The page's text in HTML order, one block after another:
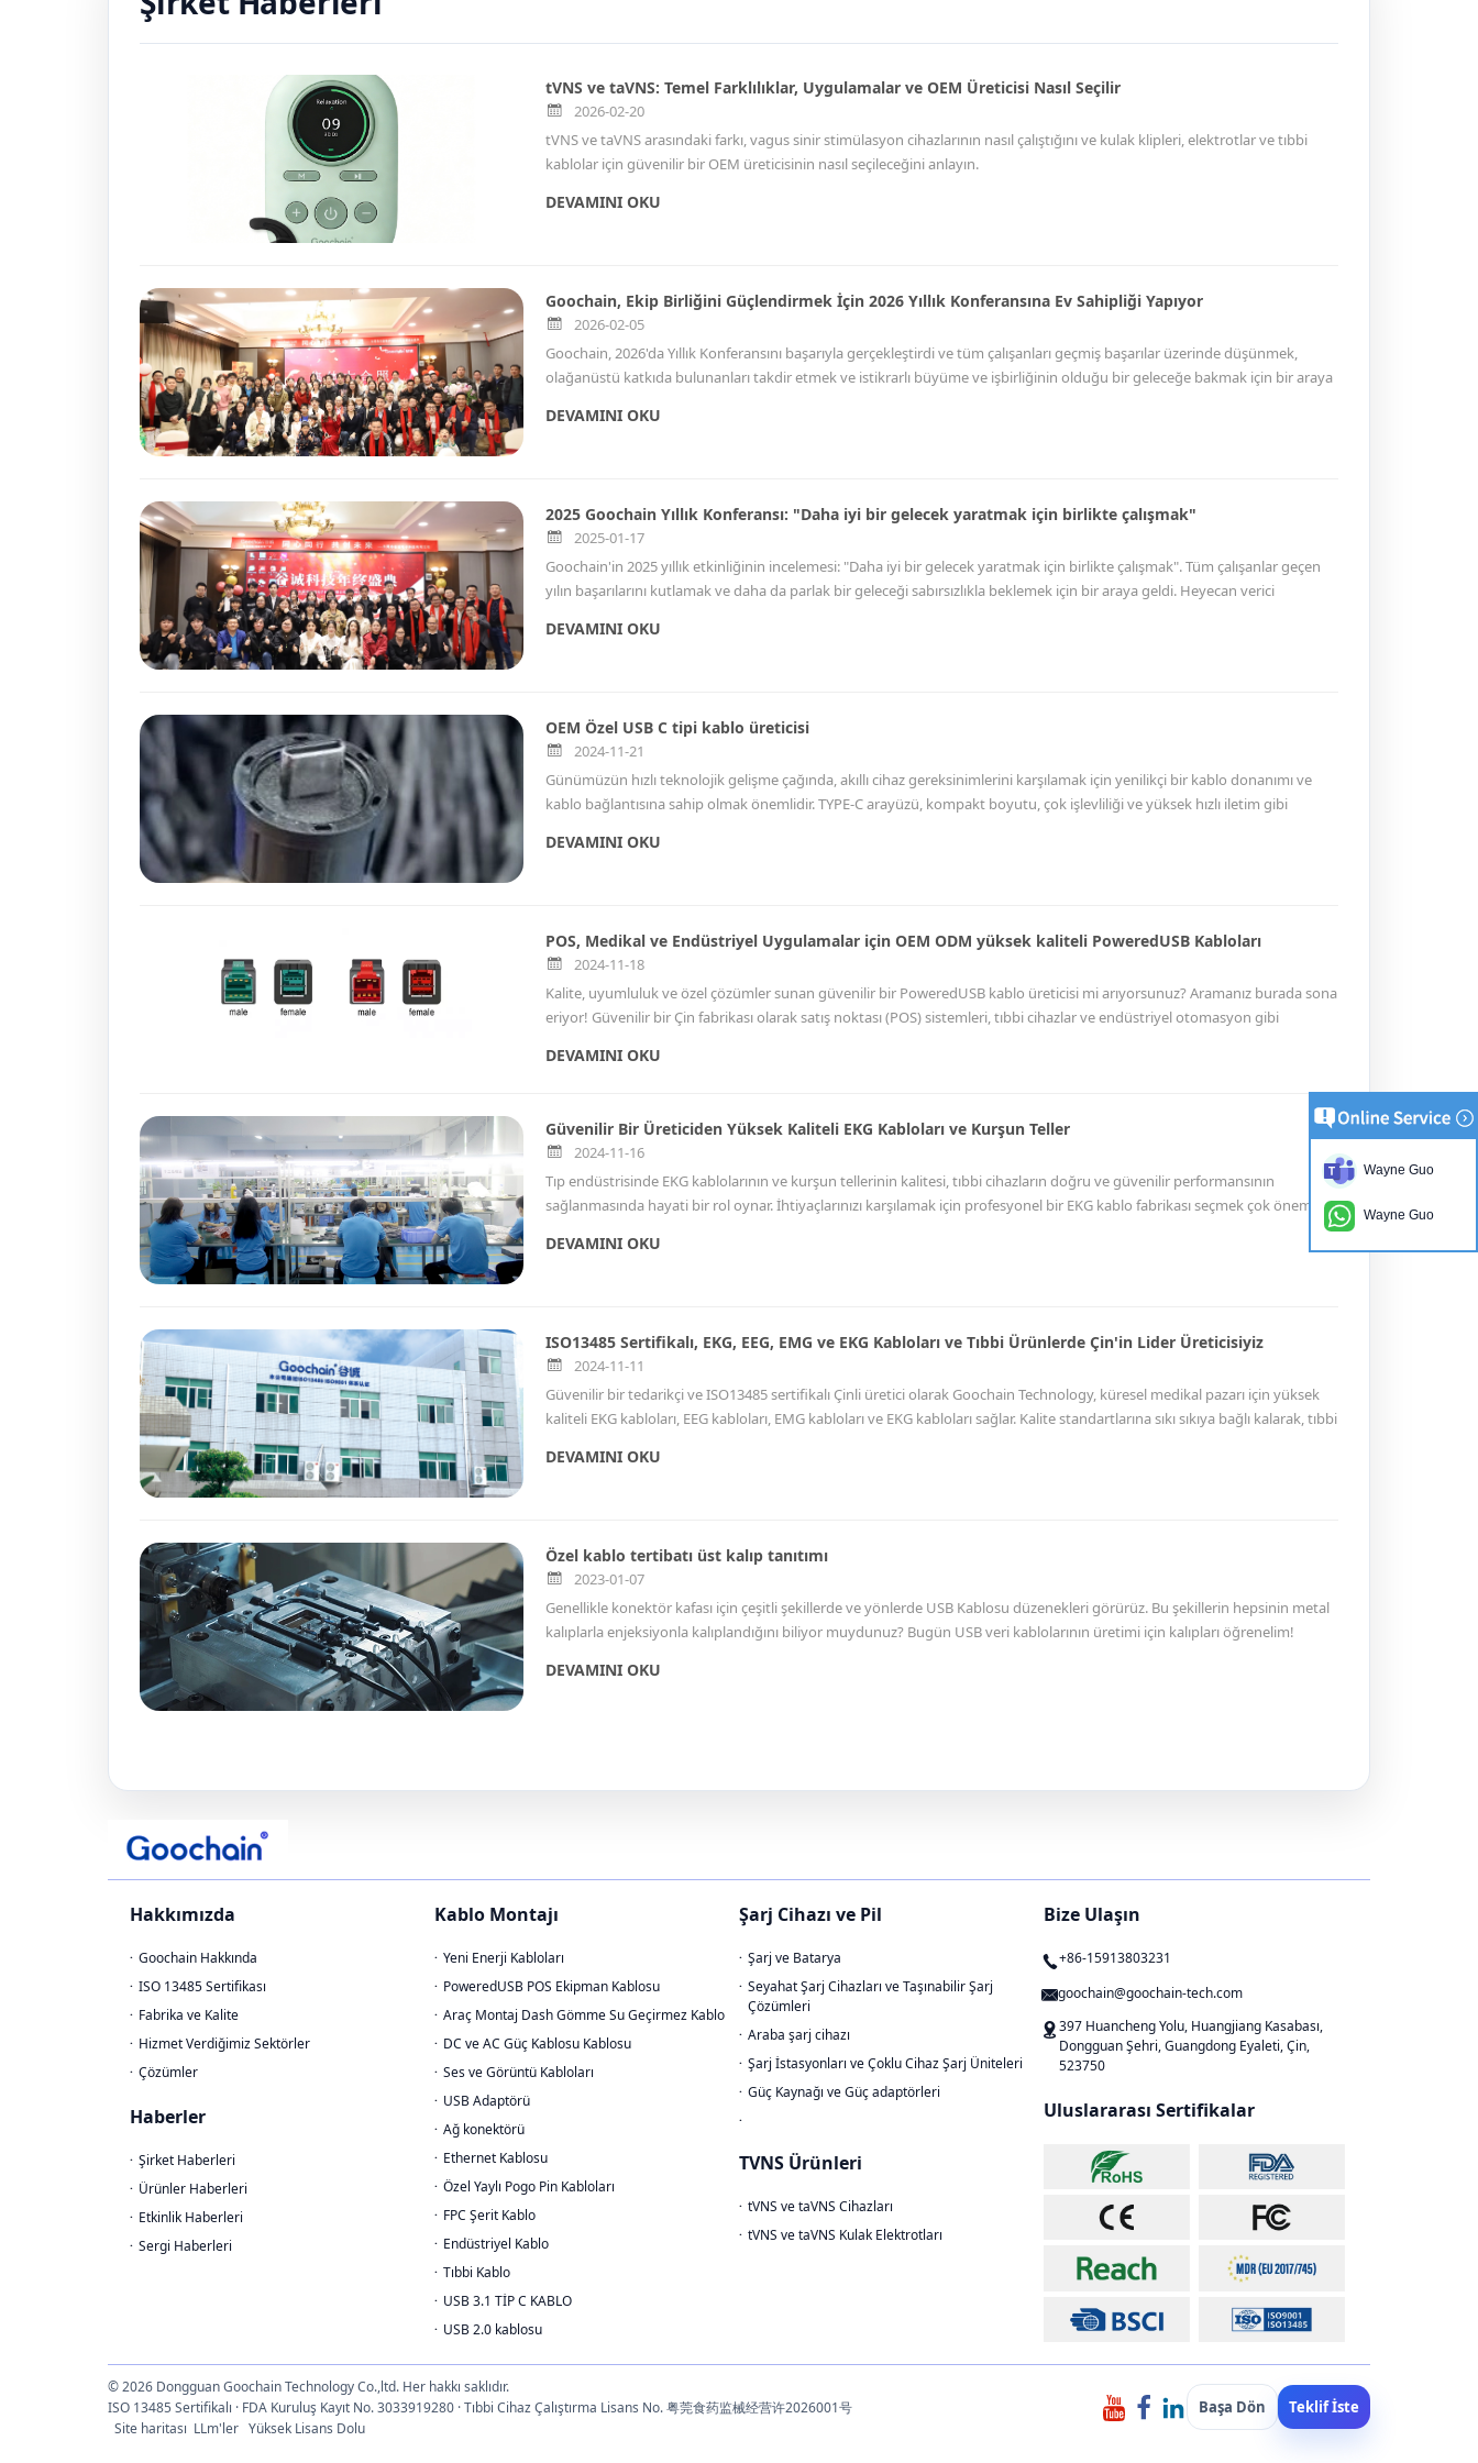
tVNS ve taVNS: Temel Farklılıklar, Uygulamalar ve OEM Üreticisi Nasıl Seçilir
2026-02-20
tVNS ve taVNS arasındaki farkı, vagus sinir stimülasyon cihazlarının nasıl çalıştığını ve kulak klipleri, elektrotlar ve tıbbi
kablolar için güvenilir bir OEM üreticisinin nasıl seçileceğini anlayın.
DEVAMINI OKU
Goochain, Ekip Birliğini Güçlendirmek İçin 2026 Yıllık Konferansına Ev Sahipliği Yapıyor
2026-02-05
Goochain, 2026'da Yıllık Konferansını başarıyla gerçekleştirdi ve tüm çalışanları geçmiş başarılar üzerinde düşünmek,
olağanüstü katkıda bulunanları takdir etmek ve istikrarlı büyüme ve işbirliğinin olduğu bir geleceğe bakmak için bir araya
DEVAMINI OKU
2025 Goochain Yıllık Konferansı: "Daha iyi bir gelecek yaratmak için birlikte çalışmak"
2025-01-17
Goochain'in 2025 yıllık etkinliğinin incelemesi: "Daha iyi bir gelecek yaratmak için birlikte çalışmak". Tüm çalışanlar geçen
yılın başarılarını kutlamak ve daha da parlak bir geleceği sabırsızlıkla beklemek için bir araya geldi. Heyecan verici
gücünü topladı ve herkese şirketin gelişimi ve daha parlak bir gelecek yaratmak için birlikte çalışmaları konusunda ilham
DEVAMINI OKU
OEM Özel USB C tipi kablo üreticisi
2024-11-21
Günümüzün hızlı teknolojik gelişme çağında, akıllı cihaz gereksinimlerini karşılamak için yenilikçi bir kablo donanımı ve
kablo bağlantısına sahip olmak önemlidir. TYPE-C arayüzü, kompakt boyutu, çok işlevliliği ve yüksek hızlı iletim gibi
kalite arayışıyla TİP-C veri kablosu özelleştirme alanında öne çıkıyor. Goochain, yüksek kaliteli erkekten erkeğe su geçirmez
DEVAMINI OKU
POS, Medikal ve Endüstriyel Uygulamalar için OEM ODM yüksek kaliteli PoweredUSB Kabloları
2024-11-18
Kalite, uyumluluk ve özel çözümler sunan güvenilir bir PoweredUSB kablo üreticisi mi arıyorsunuz? Aramanız burada sona
eriyor! Güvenilir bir Çin fabrikası olarak satış noktası (POS) sistemleri, tıbbi cihazlar ve endüstriyel otomasyon gibi
desteklenen, güvenilir ve özelleştirilebilir bağlantı çözümleri arayan işletmelerin başvuracağı tedarikçiyiz.
DEVAMINI OKU
Güvenilir Bir Üreticiden Yüksek Kaliteli EKG Kabloları ve Kurşun Teller
2024-11-16
Tıp endüstrisinde EKG kablolarının ve kurşun tellerinin kalitesi, tıbbi cihazların doğru ve güvenilir performansının
sağlanmasında hayati bir rol oynar. İhtiyaçlarınızı karşılamak için profesyonel bir EKG kablo fabrikası seçmek çok önemlidir.
DEVAMINI OKU
ISO13485 Sertifikalı, EKG, EEG, EMG ve EKG Kabloları ve Tıbbi Ürünlerde Çin'in Lider Üreticisiyiz
2024-11-11
Güvenilir bir tedarikçi ve ISO13485 sertifikalı Çinli üretici olarak Goochain Technology, küresel medikal pazarı için yüksek
kaliteli EKG kabloları, EEG kabloları, EMG kabloları ve EKG kabloları sağlar. Kalite standartlarına sıkı sıkıya bağlı kalarak, tıbbi
getiriyor.
DEVAMINI OKU
Özel kablo tertibatı üst kalıp tanıtımı
2023-01-07
Genellikle konektör kafası için çeşitli şekillerde ve yönlerde USB Kablosu düzenekleri görürüz. Bu şekillerin hepsinin metal
kalıplarla enjeksiyonla kalıplandığını biliyor muydunuz? Bugün USB veri kablolarının üretimi için kalıpları öğrenelim!
DEVAMINI OKU
Hakkımızda
Goochain Hakkında
ISO 13485 Sertifikası
Fabrika ve Kalite
Hizmet Verdiğimiz Sektörler
Çözümler
Haberler
Şirket Haberleri
Ürünler Haberleri
Etkinlik Haberleri
Sergi Haberleri
Kablo Montajı
Yeni Enerji Kabloları
PoweredUSB POS Ekipman Kablosu
Araç Montaj Dash Gömme Su Geçirmez Kablo
DC ve AC Güç Kablosu Kablosu
Ses ve Görüntü Kabloları
USB Adaptörü
Ağ konektörü
Ethernet Kablosu
Özel Yaylı Pogo Pin Kabloları
FPC Şerit Kablo
Endüstriyel Kablo
Tıbbi Kablo
USB 3.1 TİP C KABLO
USB 2.0 kablosu
Şarj Cihazı ve Pil
Şarj ve Batarya
Seyahat Şarj Cihazları ve Taşınabilir Şarj
Çözümleri
Araba şarj cihazı
Şarj İstasyonları ve Çoklu Cihaz Şarj Üniteleri
Güç Kaynağı ve Güç adaptörleri
TVNS Ürünleri
tVNS ve taVNS Cihazları
tVNS ve taVNS Kulak Elektrotları
Bize Ulaşın
+86-15913803231
goochain@goochain-tech.com
397 Huancheng Yolu, Huangjiang Kasabası,
Dongguan Şehri, Guangdong Eyaleti, Çin,
523750
Uluslararası Sertifikalar
© 2026 Dongguan Goochain Technology Co.,ltd. Her hakkı saklıdır.
ISO 13485 Sertifikalı · FDA Kuruluş Kayıt No. 3033919280 · Tıbbi Cihaz Çalıştırma Lisans No. 粤莞食药监械经营许2026001号
Site haritası LLm'ler Yüksek Lisans Dolu
Başa Dön Teklif İste
Wayne Guo
Wayne Guo